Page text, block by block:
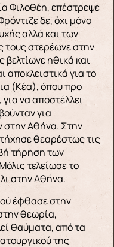
Φιλοθέη, επέστρεψε
δε, όχι μόνο
αλλά και των
τους στερέωνε στην
ηθικά και
αποκλειστικά για το
(Κέα), όπου προ
για να αποστέλλει
για
στην Αθήνα. Στην
θεαρέστως τις
τήρηση των
τελείωσε το
στην Αθήνα.
έφθασε στην
θεωρία,
θαύματα, από τα
της